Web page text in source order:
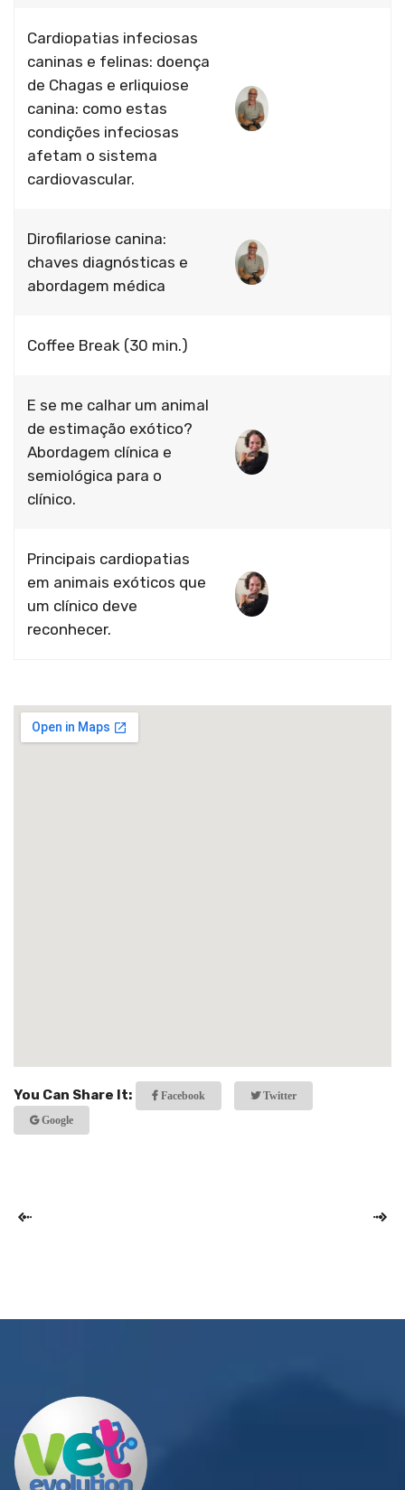
Cardiopatias infeciosas
caninas e felinas: doença
de Chagas e erliquiose
canina: como estas
condições infeciosas
afetam o sistema
cardiovascular.
Dirofilariose canina:
chaves diagnósticas e
abordagem médica
Coffee Break (30 min.)
E se me calhar um animal
de estimação exótico?
Abordagem clínica e
semiológica para o
clínico.
Principais cardiopatias
em animais exóticos que
um clínico deve
reconhecer.
You Can Share It: Facebook Twitter
Google